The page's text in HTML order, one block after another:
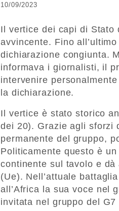
10/09/2023
Il vertice dei capi di Stato
avvincente. Fino
dichiarazione congiunta.
informava i giornalisti, il
intervenire
la dichiarazione.
Il vertice è stato storico
dei 20). Grazie agli sforzi
permanente del gruppo,
Politicamente questo è
continente sul tavolo e dà
(Ue). Nell’attuale
all’Africa la sua voce nel
invitata nel gruppo del